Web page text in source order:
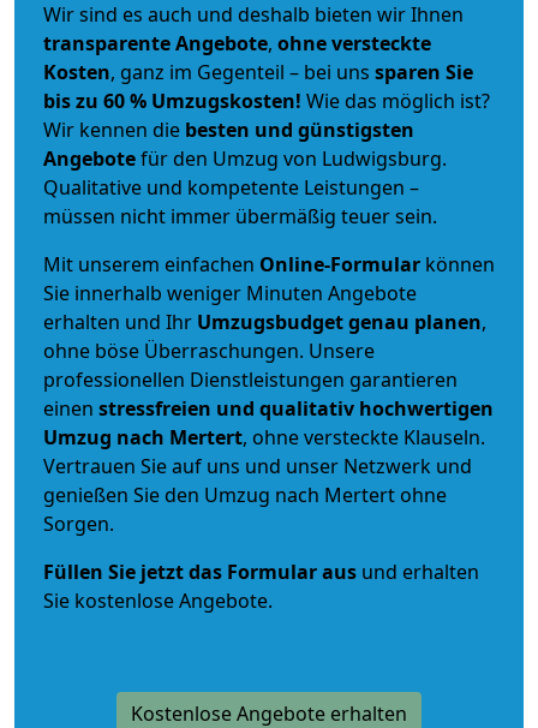
Wir sind es auch und deshalb bieten wir Ihnen
transparente Angebote, ohne versteckte
Kosten, ganz im Gegenteil – bei uns sparen Sie
bis zu 60 % Umzugskosten! Wie das möglich ist?
Wir kennen die besten und günstigsten
Angebotefür den Umzug von Ludwigsburg.
Qualitative und kompetente Leistungen –
müssen nicht immer übermäßig teuer sein.
Mit unserem einfachen Online-Formular können
Sie innerhalb weniger Minuten Angebote
erhalten und Ihr Umzugsbudgetgenau planen,
ohne böse Überraschungen. Unsere
professionellen Dienstleistungen garantieren
einen stressfreien und qualitativ hochwertigen
Umzug nach Mertert, ohne versteckte Klauseln.
Vertrauen Sie auf uns und unser Netzwerk und
genießen Sie den Umzug nach Mertert ohne
Sorgen.
Füllen Sie jetzt das Formular aus und erhalten
Sie kostenlose Angebote.
Kostenlose Angebote erhalten